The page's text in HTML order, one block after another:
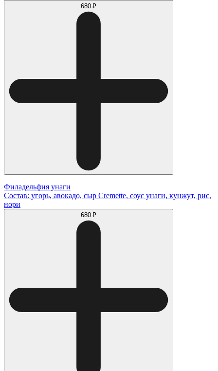
680 ₽
Филадельфия унаги
Состав: угорь, авокадо, сыр Cremette, соус унаги, кунжут, рис,
нори
680 ₽